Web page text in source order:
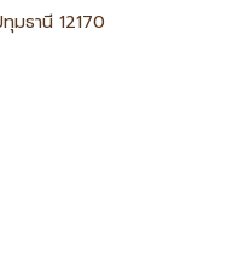
มธานี 12170